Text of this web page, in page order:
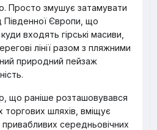
Просто змушує затамувати
Південної Європи, що
входять гірські масиви,
лінії разом з пляжними
природний пейзаж
що раніше розташовувався
шляхів, вміщує
привабливих середньовічних